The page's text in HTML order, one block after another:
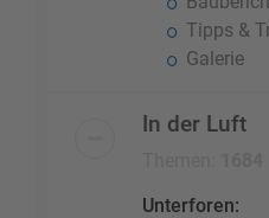
Tipps &
Galerie
In der Luft
Unterforen: